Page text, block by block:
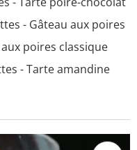
- Gâteau aux poires
poires classique
- Tarte amandine